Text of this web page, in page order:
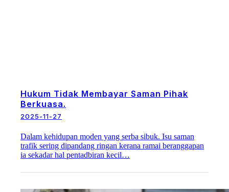
Hukum Tidak Membayar Saman Pihak
Berkuasa.
2025-11-27
Dalam kehidupan moden yang serba sibuk. Isu saman
trafik sering dipandang ringan kerana ramai beranggapan
ia sekadar hal pentadbiran kecil…